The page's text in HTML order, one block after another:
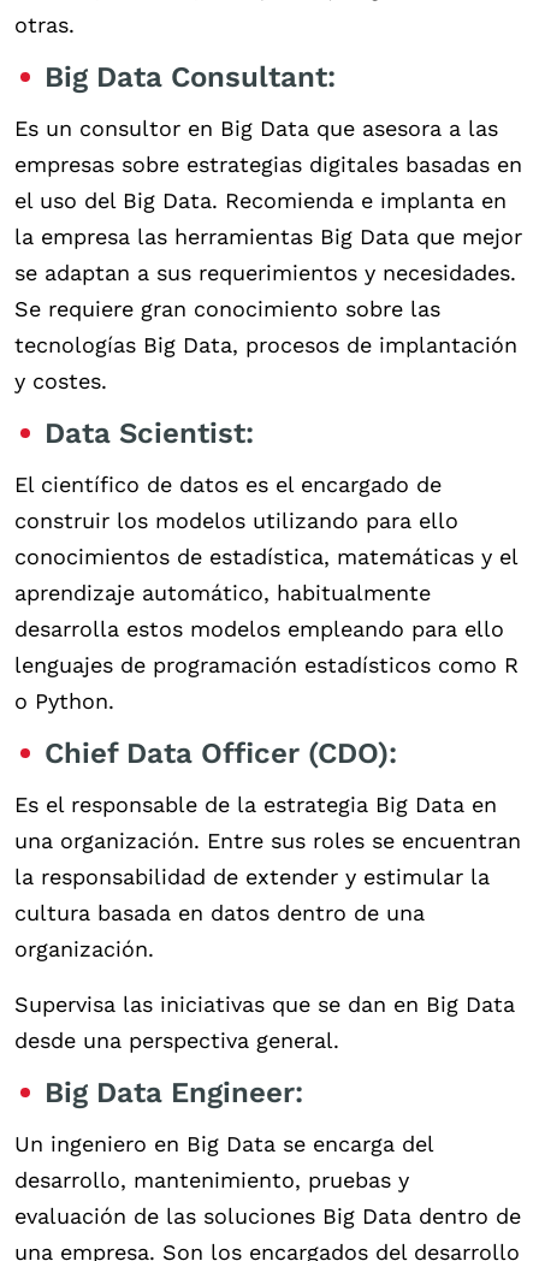
otras.
Big Data Consultant:
Es un consultor en Big Data que asesora a las
empresas sobre estrategias digitales basadas en
el uso del Big Data. Recomienda e implanta en
la empresa las herramientas Big Data que mejor
se adaptan a sus requerimientos y necesidades.
Se requiere gran conocimiento sobre las
tecnologías Big Data, procesos de implantación
y costes.
Data Scientist:
El científico de datos es el encargado de
construir los modelos utilizando para ello
conocimientos de estadística, matemáticas y el
aprendizaje automático, habitualmente
desarrolla estos modelos empleando para ello
lenguajes de programación estadísticos como R
o Python.
Chief Data Officer (CDO):
Es el responsable de la estrategia Big Data en
una organización. Entre sus roles se encuentran
la responsabilidad de extender y estimular la
cultura basada en datos dentro de una
organización.
Supervisa las iniciativas que se dan en Big Data
desde una perspectiva general.
Big Data Engineer:
Un ingeniero en Big Data se encarga del
desarrollo, mantenimiento, pruebas y
evaluación de las soluciones Big Data dentro de
una empresa. Son los encargados del desarrollo